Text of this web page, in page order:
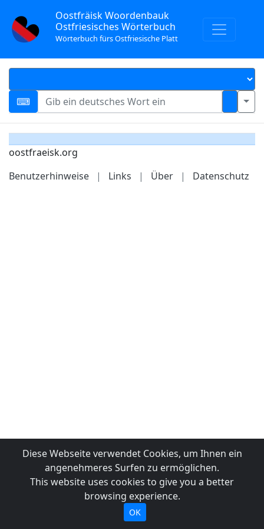
Oostfräisk Woordenbauk
Ostfriesisches Wörterbuch
Wörterbuch fürs Ostfriesische Platt
oostfraeisk.org
Benutzerhinweise
| Links | Über | Datenschutz
Diese Webseite verwendet Cookies, um Ihnen ein
angenehmeres Surfen zu ermöglichen.
This website uses cookies to give you a better
browsing experience.
OK